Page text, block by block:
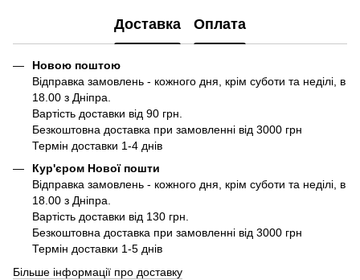
Доставка Оплата
Новою поштою
Відправка замовлень - кожного дня, крім суботи та неділі, в
18.00 з Дніпра.
Вартість доставки від 90 грн.
Безкоштовна доставка при замовленні від 3000 грн
Термін доставки 1-4 днів
Кур'єром Нової пошти
Відправка замовлень - кожного дня, крім суботи та неділі, в
18.00 з Дніпра.
Вартість доставки від 130 грн.
Безкоштовна доставка при замовленні від 3000 грн
Термін доставки 1-5 днів
Більше інформації про доставку